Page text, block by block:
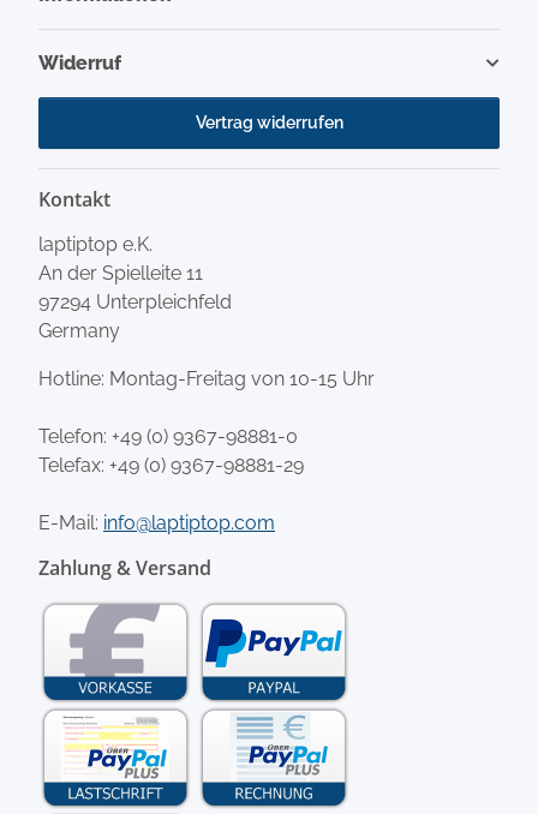
Widerruf
Vertrag widerrufen
Kontakt
laptiptop e.K.
An der Spielleite 11
97294 Unterpleichfeld
Germany
Hotline: Montag-Freitag von 10-15 Uhr
Telefon: +49 (0) 9367-98881-0
Telefax: +49 (0) 9367-98881-29
E-Mail: info@laptiptop.com
Zahlung & Versand